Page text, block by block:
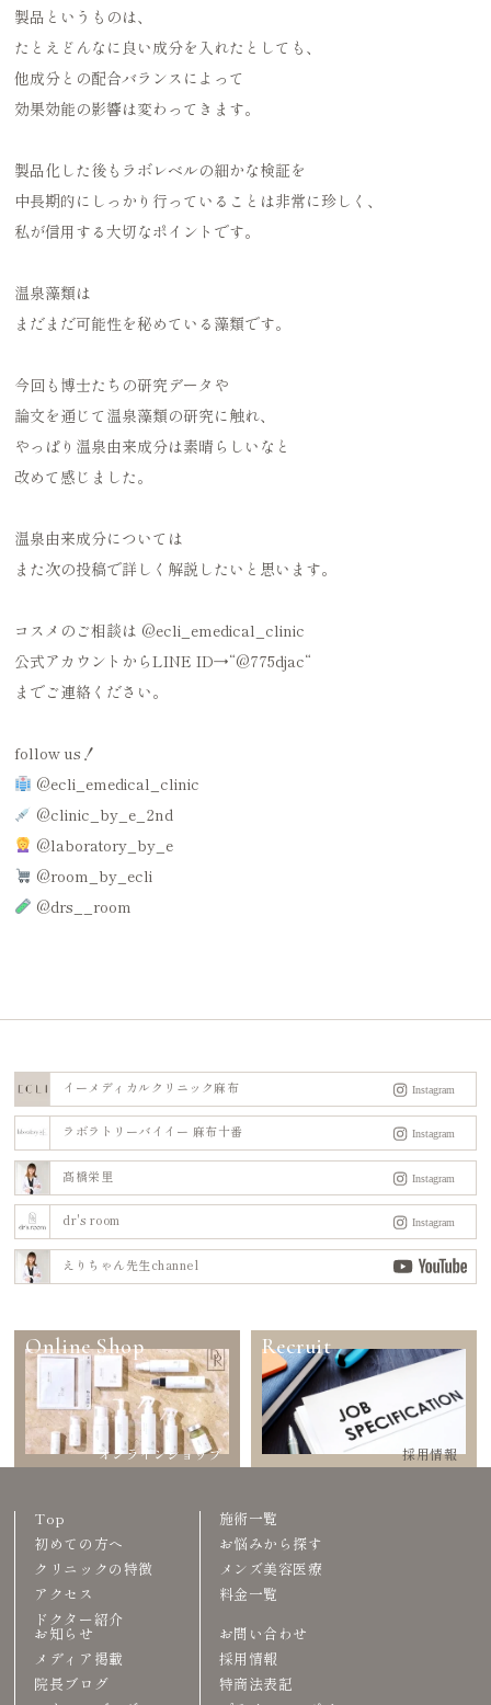
製品というものは、
たとえどんなに良い成分を入れたとしても、
他成分との配合バランスによって
効果効能の影響は変わってきます。
製品化した後もラボレベルの細かな検証を
中長期的にしっかり行っていることは非常に珍しく、
私が信用する大切なポイントです。
温泉藻類は
まだまだ可能性を秘めている藻類です。
今回も博士たちの研究データや
論文を通じて温泉藻類の研究に触れ、
やっぱり温泉由来成分は素晴らしいなと
改めて感じました。
温泉由来成分については
また次の投稿で詳しく解説したいと思います。
コスメのご相談は @ecli_emedical_clinic
公式アカウントからLINE ID→“@775djac“
までご連絡ください。
follow us！
@ecli_emedical_clinic
@clinic_by_e_2nd
@laboratory_by_e
@room_by_ecli
@drs__room
イーメディカルクリニック麻布
ラボラトリーバイイー 麻布十番
髙橋栄里
dr's room
えりちゃん先生channel
Online Shop
オンラインショップ
Recruit
採用情報
Top
初めての方へ
クリニックの特徴
アクセス
ドクター紹介
施術一覧
お悩みから探す
メンズ美容医療
料金一覧
お知らせ
メディア掲載
院長ブログ
お問い合わせ
採用情報
特商法表記